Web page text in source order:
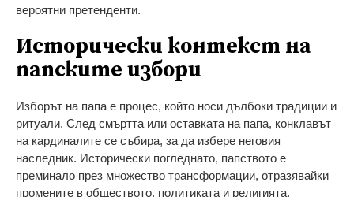
вероятни претенденти.
Исторически контекст на
папските избори
Изборът на папа е процес, който носи дълбоки традиции и
ритуали. След смъртта или оставката на папа, конклавът
на кардиналите се събира, за да избере неговия
наследник. Исторически погледнато, папството е
преминало през множество трансформации, отразявайки
промените в обществото, политиката и религията.